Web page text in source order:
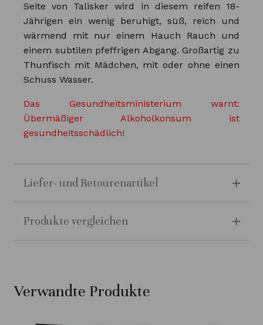
Seite von Talisker wird in diesem reifen 18-
Jährigen ein wenig beruhigt, süß, reich und
wärmend mit nur einem Hauch Rauch und
einem subtilen pfeffrigen Abgang. Großartig zu
Thunfisch mit Mädchen, mit oder ohne einen
Schuss Wasser.
Das Gesundheitsministerium warnt:
Übermäßiger Alkoholkonsum ist
gesundheitsschädlich!
Liefer- und Retourenartikel
Produkte vergleichen
Verwandte Produkte